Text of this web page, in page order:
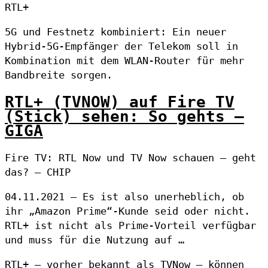
RTL+
5G und Festnetz kombiniert: Ein neuer
Hybrid-5G-Empfänger der Telekom soll in
Kombination mit dem WLAN-Router für mehr
Bandbreite sorgen.
RTL+ (TVNOW) auf Fire TV
(Stick) sehen: So gehts –
GIGA
Fire TV: RTL Now und TV Now schauen – geht
das? – CHIP
04.11.2021 — Es ist also unerheblich, ob
ihr „Amazon Prime“-Kunde seid oder nicht.
RTL+ ist nicht als Prime-Vorteil verfügbar
und muss für die Nutzung auf …
RTL+ – vorher bekannt als TVNow – können